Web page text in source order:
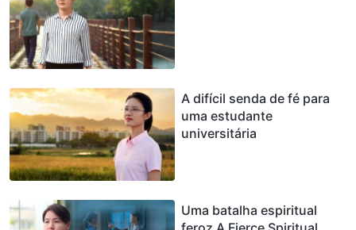
A difícil senda de fé para
uma estudante
universitária
Uma batalha espiritual